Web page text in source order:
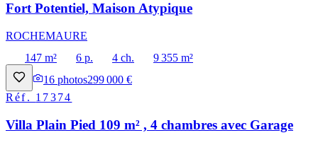
Fort Potentiel, Maison Atypique
ROCHEMAURE
147 m²
6 p. 4 ch.
9 355 m²
16 photos299 000 €
Réf. 17374
Villa Plain Pied 109 m² , 4 chambres avec Garage